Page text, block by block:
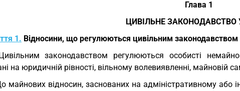
Глава 1
ЦИВІЛЬНЕ ЗАКОНОДАВСТВО
1. Відносини, що регулюються цивільним законодавством
законодавством регулюються особисті
на юридичній рівності, вільному волевиявленні, майновій
майнових відносин, заснованих на адміністративному або